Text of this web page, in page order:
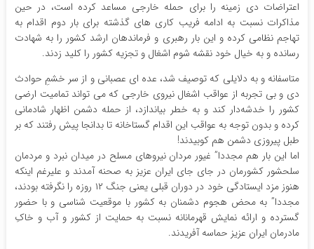
اعتراضات دی زمینه را برای حمله خارجی مساعد کرده است، در حین
مذاکرات نسبت به ادامه فریب کاری های گذشته برای بار دوم اقدام به
تهاجم نظامی کرده و این بار رهبری و فرماندهان ارشد کشور را به شهادت
رسانده و به خیال خود نقشه شوم اشغال و تجزیه کشور را کلید زدند.
متاسفانه و به دلایلی که توصیف شد، عده ای عصبانی و از سر خشمِ حوادث
دی و بی تجربه از عواقب اشغال نیروی خارجی که می تواند تمامیت ارضی
کشور را خدشه‌دار کند و به خطر بیاندازد، از حمله دشمن اظهار شادمانی
کرده و بدون توجه به عواقب این اقدام گستاخانه تا بدانجا پیش رفتند که بر
طبل پیروزی دشمن هم کوبیدند!
اما این بار هم مجددا” غیور مردان نیروهای مسلح در میدان نبرد و مردمان
سلحشور کشورمان در جای جای ایران عزیز به صحنه آمدند و علیرغم اینکه
هنوز مزد ایستادگی خود در دوران قبلی یعنی جنگ ۱۲ روزه را نگرفته بودند،
مجددا” به محض هجوم دشمنان به کشور با موقعیت شناسی و با حضور
گسترده و ارائه نمایش قهرمانانه نسبت به حمایت از کشور و آب و خاکِ
مادرمان ایران عزیز حماسه آفریدند.